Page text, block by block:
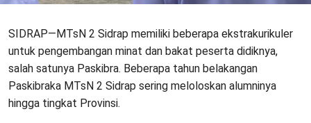
SIDRAP—MTsN 2 Sidrap memiliki beberapa ekstrakurikuler
untuk pengembangan minat dan bakat peserta didiknya,
salah satunya Paskibra. Beberapa tahun belakangan
Paskibraka MTsN 2 Sidrap sering meloloskan alumninya
hingga tingkat Provinsi.